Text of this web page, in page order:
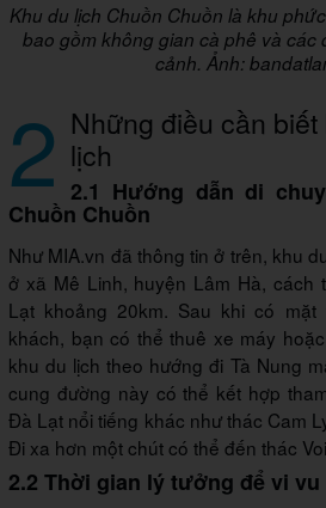
Khu du lịch Chuồn Chuồn là khu
bao gồm không gian cà phê và các
cảnh. Ảnh:
2 Những điều cần
lịch
2.1 Hướng dẫn di
Chuồn Chuồn
Như MIA.vn đã thông tin ở trên, khu
ở xã Mê Linh, huyện Lâm Hà, cách
Lạt khoảng 20km. Sau khi có
khách, bạn có thể thuê xe máy
khu du lịch theo hướng đi Tà Nung
cung đường này có thể kết hợp
Đà Lạt nổi tiếng khác như thác Cam
Đi xa hơn một chút có thể đến thác
2.2 Thời gian lý tưởng để vi vu